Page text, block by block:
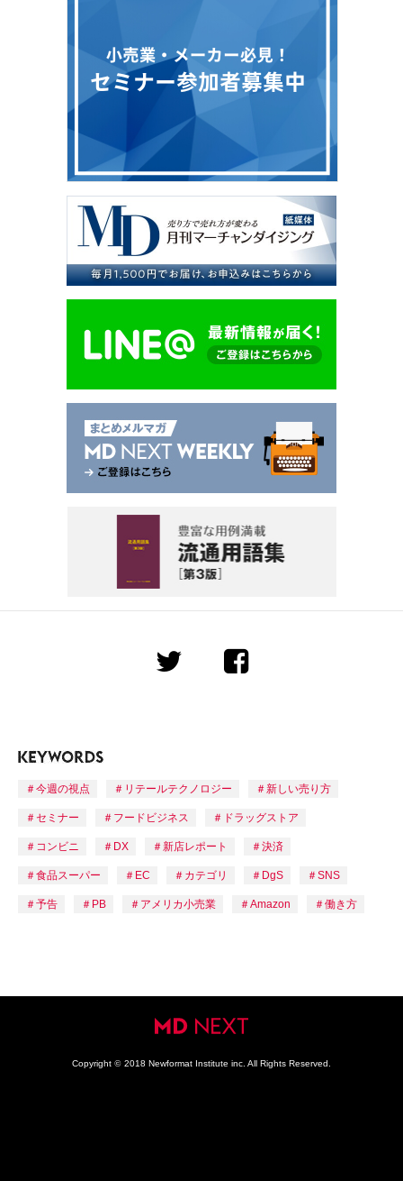
今週の視点 リテールテクノロジー 新しい売り方
セミナー フードビジネス ドラッグストア
コンビニ DX 新店レポート 決済
食品スーパー EC カテゴリ DgS SNS
予告 PB アメリカ小売業 Amazon 働き方
Copyright © 2018 Newformat Institute inc. All Rights Reserved.